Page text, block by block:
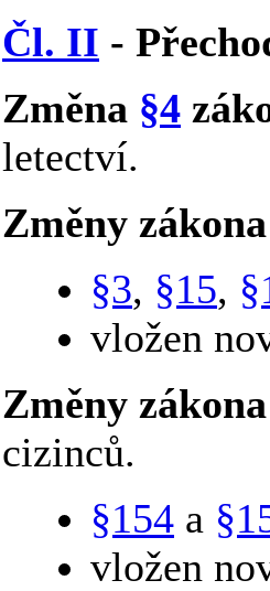
Čl. II -
Změna §4
letectví.
Změny
§3, §15,
vložen
Změny
cizinců.
§154 a
vložen